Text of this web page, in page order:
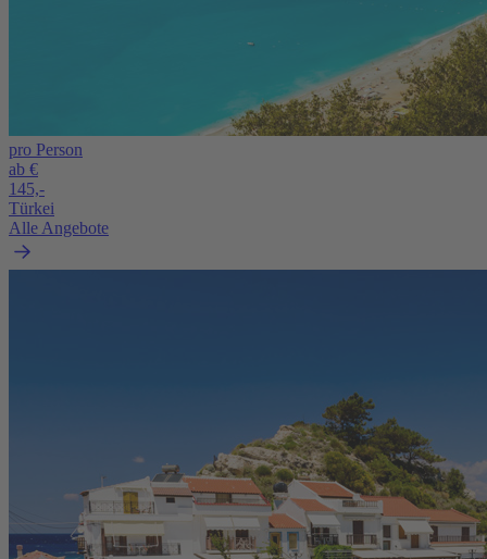
pro Person
ab €
145,-
Türkei
Alle Angebote